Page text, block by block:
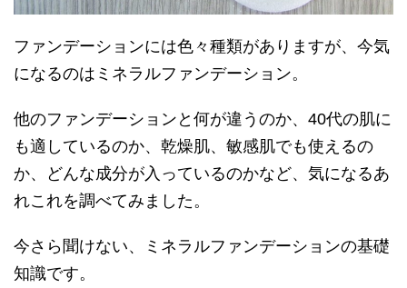
ファンデーションには色々種類がありますが、今気
になるのはミネラルファンデーション。
他のファンデーションと何が違うのか、40代の肌に
も適しているのか、乾燥肌、敏感肌でも使えるの
か、どんな成分が入っているのかなど、気になるあ
れこれを調べてみました。
今さら聞けない、ミネラルファンデーションの基礎
知識です。